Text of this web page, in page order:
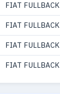
FIAT FULLBACK
FIAT FULLBACK
FIAT FULLBACK
FIAT FULLBACK